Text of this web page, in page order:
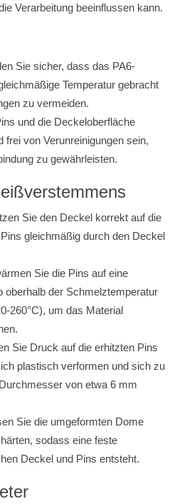
Verarbeitung beeinflussen kann.
Sie sicher, dass das PA6-
Temperatur gebracht
zu vermeiden.
und die Deckeloberfläche
frei von Verunreinigungen sein,
zu gewährleisten.
Sie den Deckel korrekt auf die
gleichmäßig durch den Deckel
Sie die Pins auf eine
oberhalb der Schmelztemperatur
260°C), um das Material
Sie Druck auf die erhitzten Pins
plastisch verformen und sich zu
von etwa 6 mm
Sie die umgeformten Dome
sodass eine feste
Deckel und Pins entsteht.